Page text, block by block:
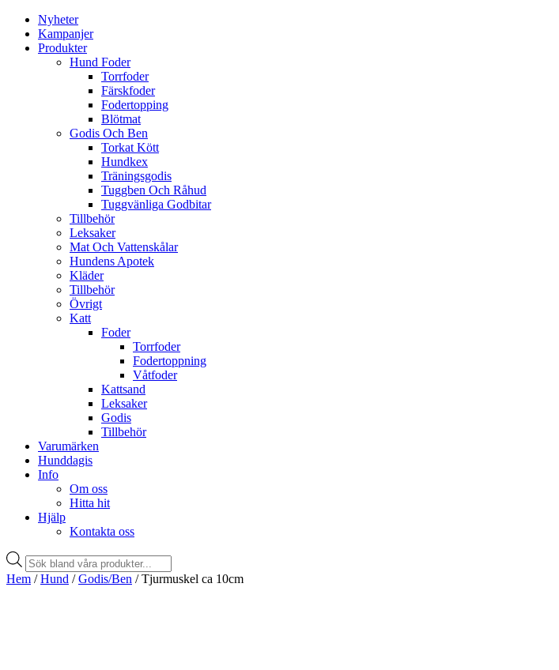
Nyheter
Kampanjer
Produkter
Hund Foder
Torrfoder
Färskfoder
Fodertopping
Blötmat
Godis Och Ben
Torkat Kött
Hundkex
Träningsgodis
Tuggben Och Råhud
Tuggvänliga Godbitar
Tillbehör
Leksaker
Mat Och Vattenskålar
Hundens Apotek
Kläder
Tillbehör
Övrigt
Katt
Foder
Torrfoder
Fodertoppning
Våtfoder
Kattsand
Leksaker
Godis
Tillbehör
Varumärken
Hunddagis
Info
Om oss
Hitta hit
Hjälp
Kontakta oss
Products
search
Hem /Hund /Godis/Ben / Tjurmuskel ca 10cm